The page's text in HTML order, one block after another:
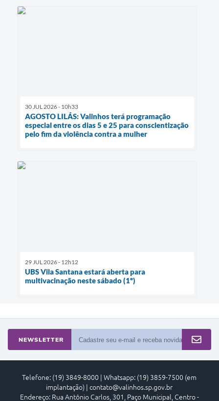
30 JUL 2026 - 10h33
AGOSTO LILÁS: Valinhos terá programação
especial entre os dias 5 e 25 para conscientização
pelo fim da violência contra a mulher
29 JUL 2026 - 12h12
UBS Vila Santana estará aberta para
multivacinação neste sábado (1º)
NEWSLETTER
Telefone: (19) 3849-8000 | Whatsapp: (19) 3859-7500 (em
implantação) | contato@valinhos.sp.gov.br
Endereço: Rua Antônio Carlos, 301, Paço Municipal, Centro -